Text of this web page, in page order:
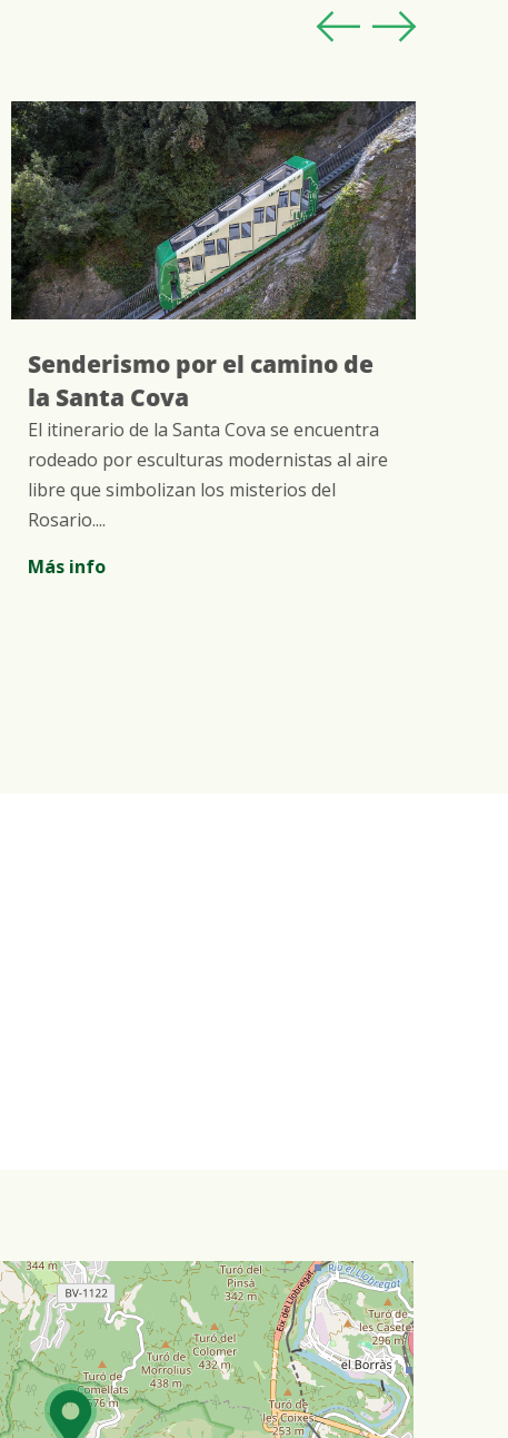
Senderismo por el camino de
la Santa Cova
El itinerario de la Santa Cova se encuentra
rodeado por esculturas modernistas al aire
libre que simbolizan los misterios del
Rosario....
Más info